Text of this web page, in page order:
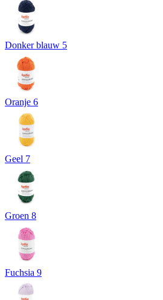
Donker blauw 5
Oranje 6
Geel 7
Groen 8
Fuchsia 9